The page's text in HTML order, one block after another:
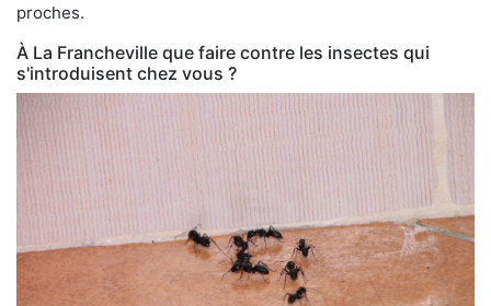
proches.
À La Francheville que faire contre les insectes qui
s'introduisent chez vous ?